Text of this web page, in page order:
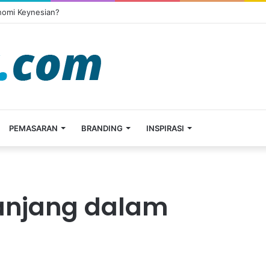
Keynesian?
PEMASARAN BRANDING INSPIRASI
dalam